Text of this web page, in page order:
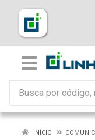
INÍCIO